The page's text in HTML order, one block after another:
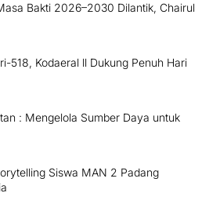
Bakti 2026–2030 Dilantik, Chairul
518, Kodaeral ll Dukung Penuh Hari
: Mengelola Sumber Daya untuk
Siswa MAN 2 Padang